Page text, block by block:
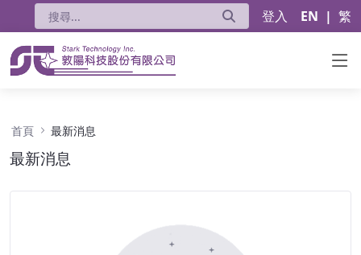
登入 EN | 繁
首頁 最新消息
最新消息